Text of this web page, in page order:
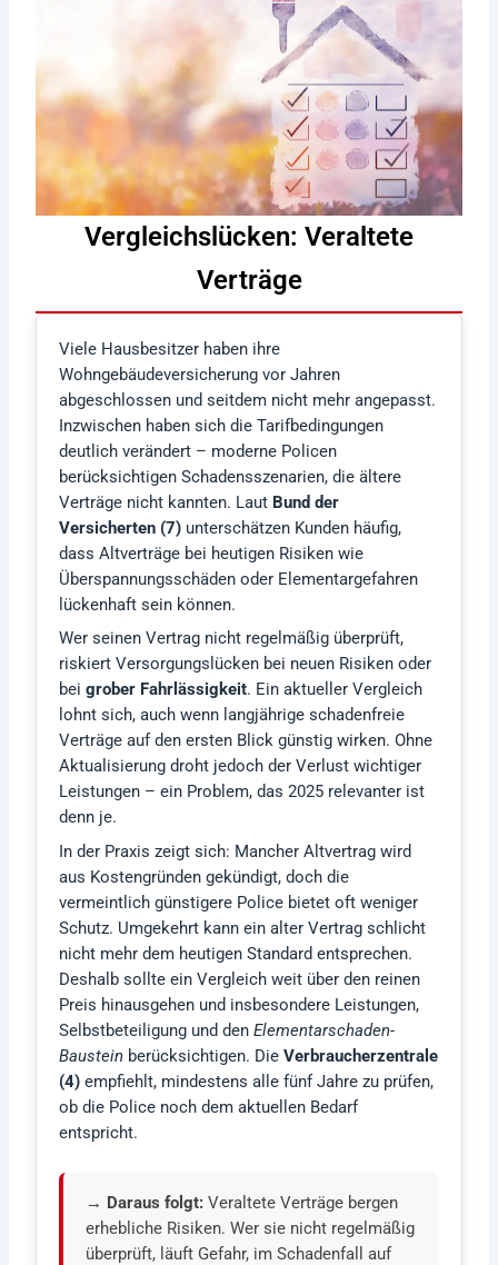
Vergleichslücken: Veraltete
Verträge
Viele Hausbesitzer haben ihre
Wohngebäudeversicherung vor Jahren
abgeschlossen und seitdem nicht mehr angepasst.
Inzwischen haben sich die Tarifbedingungen
deutlich verändert – moderne Policen
berücksichtigen Schadensszenarien, die ältere
Verträge nicht kannten. Laut Bund der
Versicherten (7) unterschätzen Kunden häufig,
dass Altverträge bei heutigen Risiken wie
Überspannungsschäden oder Elementargefahren
lückenhaft sein können.
Wer seinen Vertrag nicht regelmäßig überprüft,
riskiert Versorgungslücken bei neuen Risiken oder
beigrober Fahrlässigkeit. Ein aktueller Vergleich
lohnt sich, auch wenn langjährige schadenfreie
Verträge auf den ersten Blick günstig wirken. Ohne
Aktualisierung droht jedoch der Verlust wichtiger
Leistungen – ein Problem, das 2025 relevanter ist
denn je.
In der Praxis zeigt sich: Mancher Altvertrag wird
aus Kostengründen gekündigt, doch die
vermeintlich günstigere Police bietet oft weniger
Schutz. Umgekehrt kann ein alter Vertrag schlicht
nicht mehr dem heutigen Standard entsprechen.
Deshalb sollte ein Vergleich weit über den reinen
Preis hinausgehen und insbesondere Leistungen,
Selbstbeteiligung und denElementarschaden-
Baustein berücksichtigen. DieVerbraucherzentrale
(4) empfiehlt, mindestens alle fünf Jahre zu prüfen,
ob die Police noch dem aktuellen Bedarf
entspricht.
→ Daraus folgt: Veraltete Verträge bergen
erhebliche Risiken. Wer sie nicht regelmäßig
überprüft, läuft Gefahr, im Schadenfall auf